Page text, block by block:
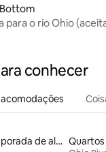
para o rio Ohio
conhecer
Aluguel por temporada de alojamentos ecológicos